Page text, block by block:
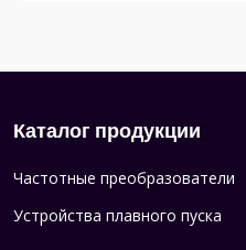
Каталог продукции
Частотные преобразователи
Устройства плавного пуска